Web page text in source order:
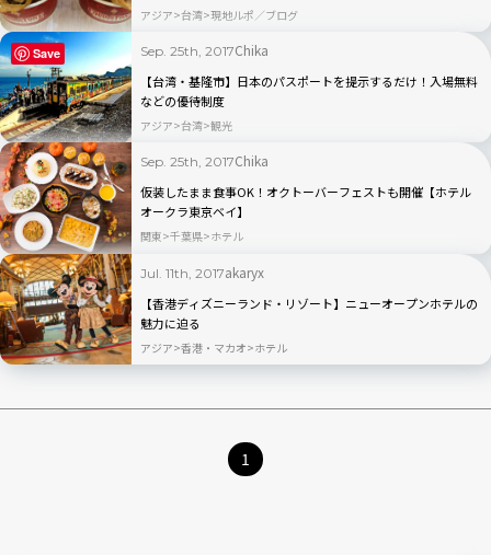
アジア 台湾 現地ルポ／ブログ
Sep. 25th, 2017Chika
【台湾・基隆市】日本のパスポートを提示するだけ！入場無料
などの優待制度
アジア 台湾 観光
Sep. 25th, 2017Chika
仮装したまま食事OK！オクトーバーフェストも開催【ホテル
オークラ東京ベイ】
関東 千葉県 ホテル
Jul. 11th, 2017akaryx
【香港ディズニーランド・リゾート】ニューオープンホテルの
魅力に迫る
アジア 香港・マカオ ホテル
1
Save